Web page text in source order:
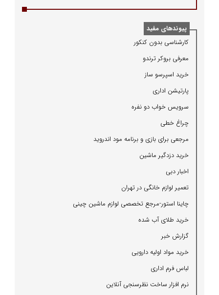
پیوندهای مفید
كارشناسی بدون كنكور
معرفی بروكر ترندو
خرید اسپرسو ساز
پارتیشن اداری
سرویس خواب دو نفره
چراغ خطی
مرجعی برای بازی و برنامه مود اندروید
خرید دزدگیر ماشین
اخبار دبی
تعمیر لوازم خانگی در تهران
چاینا استور-مرجع تخصصی لوازم ماشین چینی
خرید طلای آب شده
گزارش خبر
خرید مواد اولیه دارویی
لباس فرم اداری
نرم افزار ساخت نظرسنجی آنلاین